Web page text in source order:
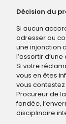
Décision du
Si aucun
adresser au
une injonction
l’assortir
Si votre
vous en êtes
vous
Procureur de
fondée,
disciplinaire